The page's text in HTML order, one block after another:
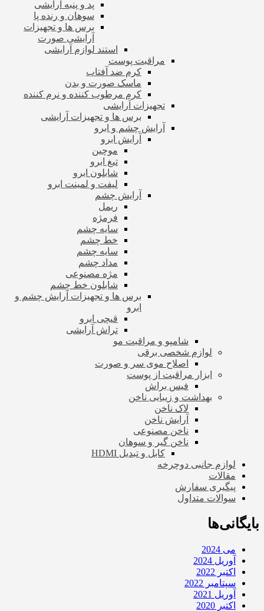
پد و پنبه آرایشی
سوهان و رنده پا
برس ها و تجهیزات
آرایشی صورت
استند لوازم آرایشی
مراقبت پوست
کرم ضد آفتاب
ماسک صورت و بدن
کرم مرطوب کننده و نرم کننده
تجهیزات آرایشی
برس ها و تجهیزات آرایشی
آرایش چشم و ابرو
آرایش ابرو
موچین
تیغ ابرو
شابلون ابرو
لیفت و لمینت ابرو
آرایش چشم
ریمل
فرمژه
سایه چشم
خط چشم
سایه چشم
مداد چشم
مژه مصنوعی
شابلون خط چشم
برس ها و تجهیزات آرایش چشم و
ابرو
قیچی ابرو
تراش آرایشی
شامپو و مراقبت مو
لوازم شخصی برقی
اصلاح موی سر و صورت
ابزار مراقبت از پوست
فیس براش
بهداشت و زیبایی ناخن
لاک ناخن
آرایش ناخن
ناخن مصنوعی
ناخن گیر و سوهان
کابل و تبدیل HDMI
لوازم جانبی دوچرخه
مقالات
پیگیری سفارش
سوالات متداول
بایگانی‌ها
می 2024
آوریل 2024
اکتبر 2022
سپتامبر 2022
آوریل 2021
اکتبر 2020